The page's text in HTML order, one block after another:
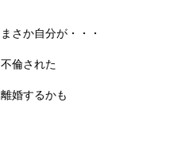
まさか自分が・・・
不倫された
離婚するかも